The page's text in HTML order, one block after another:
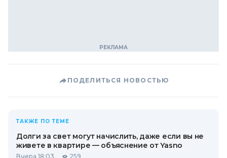
ПОДЕЛИТЬСЯ НОВОСТЬЮ
ТАКЖЕ ПО ТЕМЕ
Долги за свет могут начислить, даже если вы не
живете в квартире — объяснение от Yasno
Вчера 18:03 259